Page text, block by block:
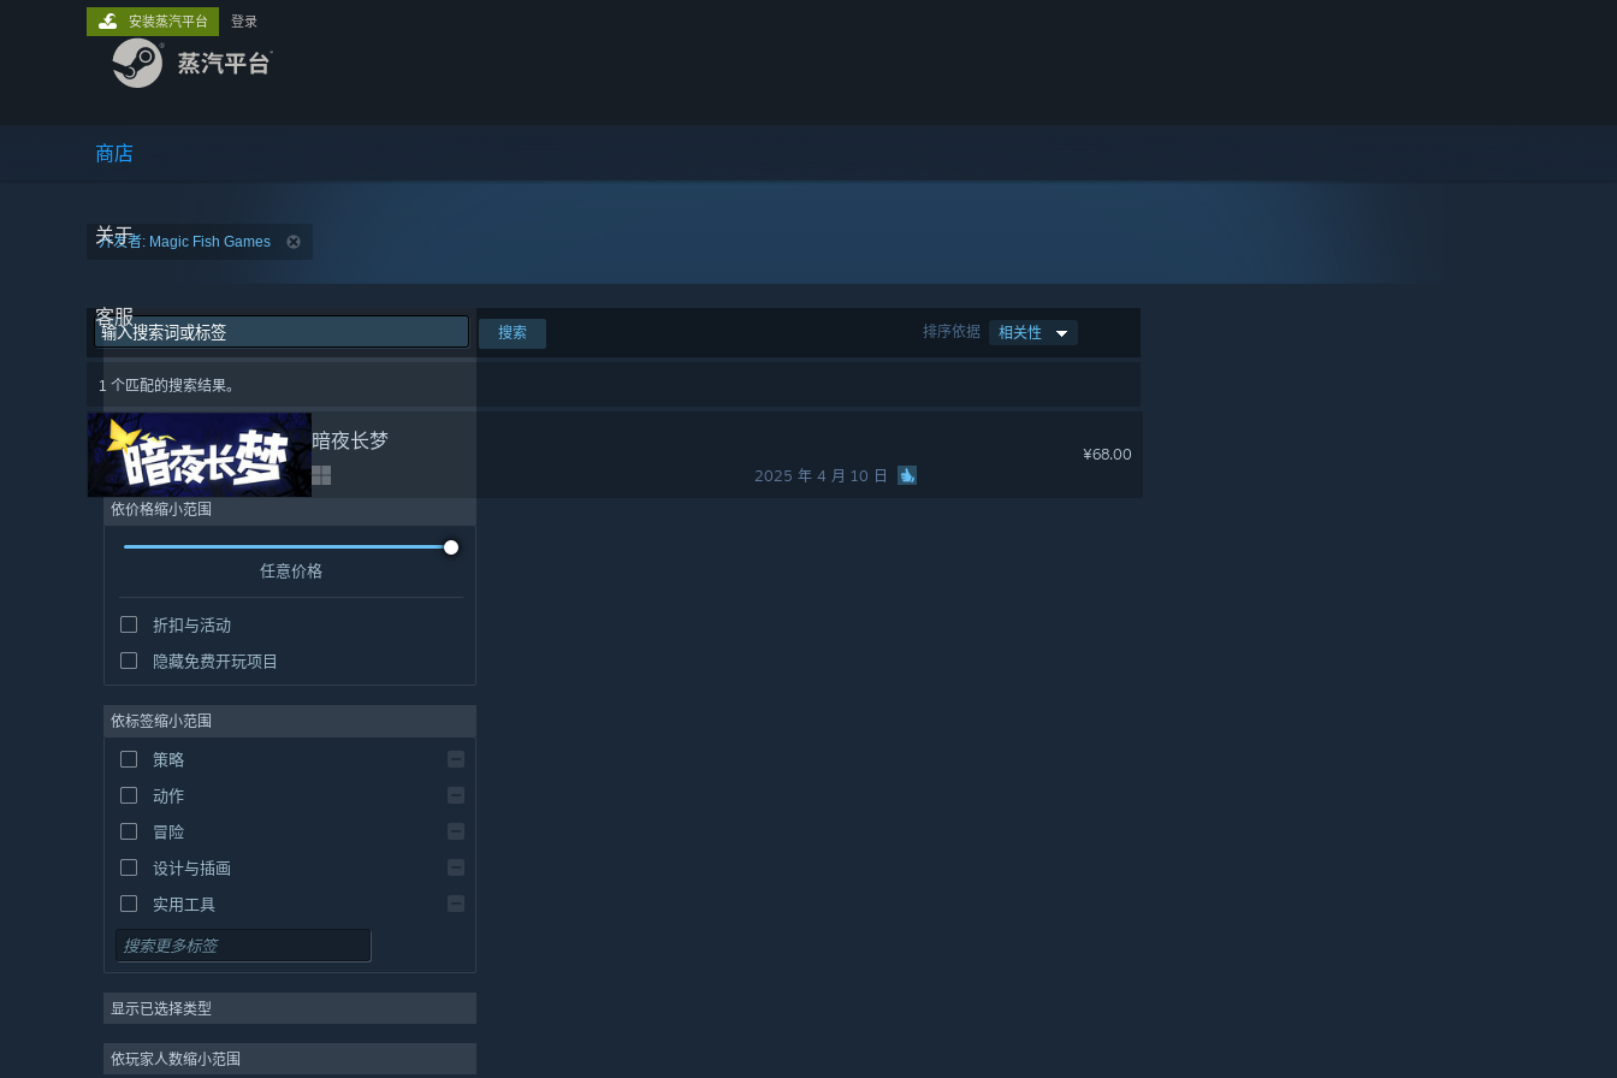
商店
关于
客服
安装蒸汽平台 登录
开发者: Magic Fish Games
排序依据 相关性
搜索
1 个匹配的搜索结果。
暗夜长梦
2025 年 4 月 10 日
¥68.00
依价格缩小范围
任意价格
折扣与活动
隐藏免费开玩项目
依标签缩小范围
策略
动作
冒险
设计与插画
实用工具
免费开玩
大型多人在线
独立
显示已选择类型
依玩家人数缩小范围